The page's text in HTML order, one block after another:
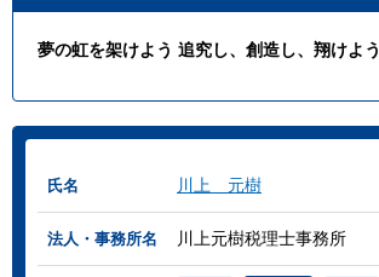
夢の虹を架けよう 追究し、創造し、翔けよう
氏名 川上 元樹
法人・事務所名 川上元樹税理士事務所